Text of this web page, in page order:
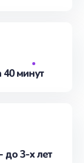
минут
до 3-х лет